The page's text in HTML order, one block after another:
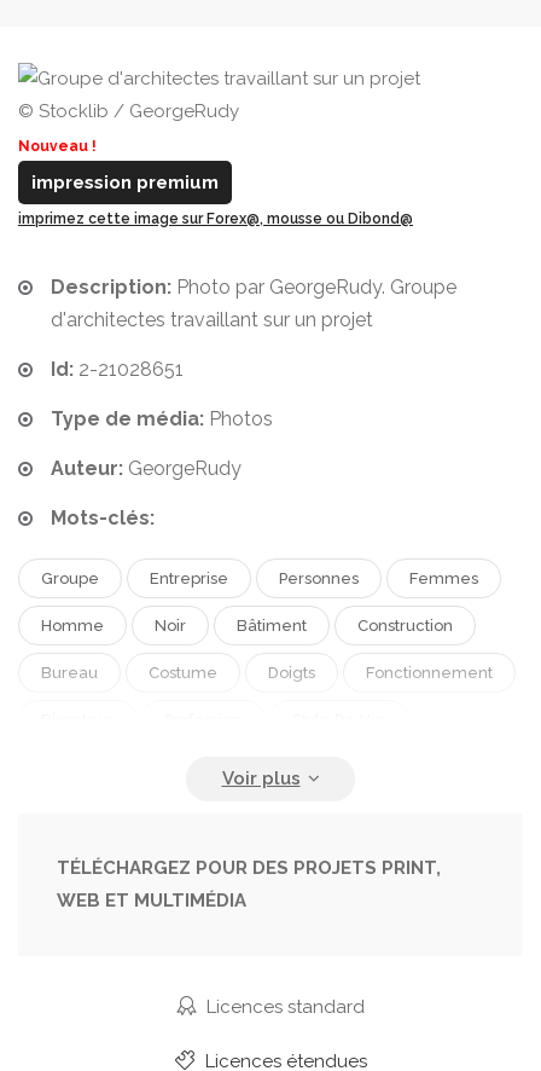
© Stocklib / GeorgeRudy
Nouveau !
impression premium
imprimez cette image sur Forex@, mousse ou Dibond@
Description: Photo par GeorgeRudy. Groupe
d'architectes travaillant sur un projet
Id: 2-21028651
Type de média: Photos
Auteur: GeorgeRudy
Mots-clés:
Groupe Entreprise Personnes Femmes
Homme Noir Bâtiment Construction
Bureau Costume Doigts Fonctionnement
Planification
Dur Ingénierie Site Plan Sérieux
Architecte Bâtiments
Femme D'affaires Paperasse
Casque De Chantier Dames
TÉLÉCHARGEZ POUR DES PROJETS PRINT,
WEB ET MULTIMÉDIA
Licences standard
Licences étendues